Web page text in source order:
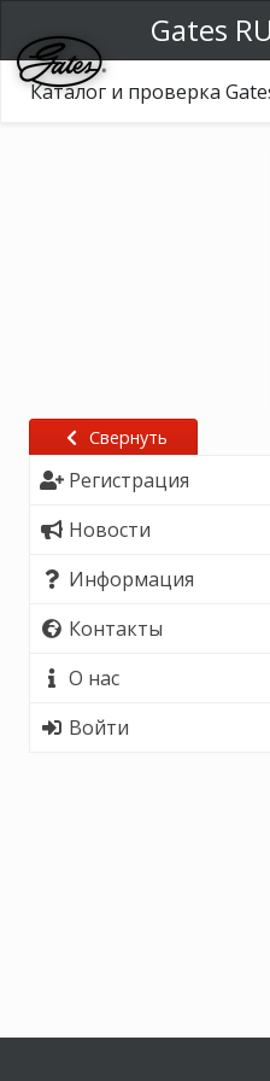
Gates
Каталог и проверка
Свернуть
Регистрация
Новости
Информация
Контакты
О нас
Войти